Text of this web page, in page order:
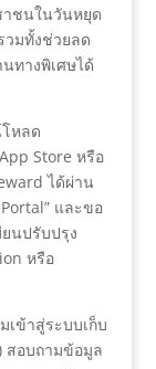
าชนในวันหยุด
มทั้งช่วยลด
ทางพิเศษได้
หลด
Store หรือ
ได้ผ่าน
และขอ
นปรับปรุง
หรือ
เข้าสู่ระบบเก็บ
สอบถามข้อมูล